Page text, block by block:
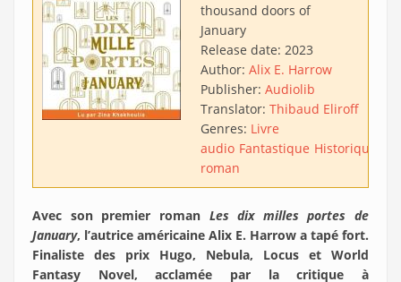
thousand doors of
January
Release date: 2023
Author: Alix E. Harrow
Publisher: Audiolib
Translator: Thibaud Eliroff
Genres: Livre
audio Fantastique Historique
roman
Avec son premier roman Les dix milles portes de
January, l’autrice américaine Alix E. Harrow a tapé fort.
Finaliste des prix Hugo, Nebula, Locus et World
Fantasy Novel, acclamée par la critique à